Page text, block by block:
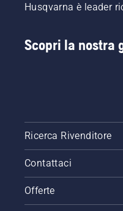
Husqvarna è leader
Scopri la nostra
Ricerca Rivenditore
Contattaci
Offerte